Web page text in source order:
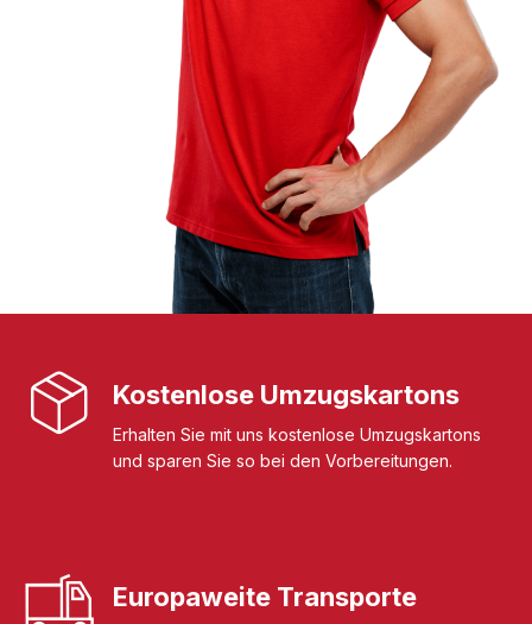
Kostenlose Umzugskartons
Erhalten Sie mit uns kostenlose Umzugskartons
und sparen Sie so bei den Vorbereitungen.
Europaweite Transporte